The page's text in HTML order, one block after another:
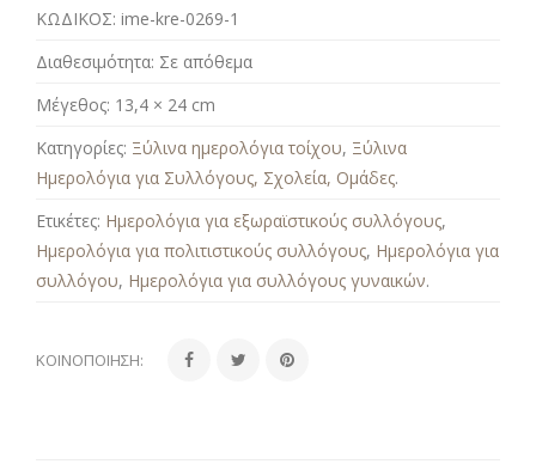
ΚΩΔΙΚΟΣ: ime-kre-0269-1
Διαθεσιμότητα: Σε απόθεμα
Μέγεθος: 13,4 × 24 cm
Κατηγορίες: Ξύλινα ημερολόγια τοίχου, Ξύλινα
Ημερολόγια για Συλλόγους, Σχολεία, Ομάδες.
Ετικέτες: Ημερολόγια για εξωραϊστικούς συλλόγους,
Ημερολόγια για πολιτιστικούς συλλόγους, Ημερολόγια για
συλλόγου, Ημερολόγια για συλλόγους γυναικών.
ΚΟΙΝΟΠΟΊΗΣΗ: